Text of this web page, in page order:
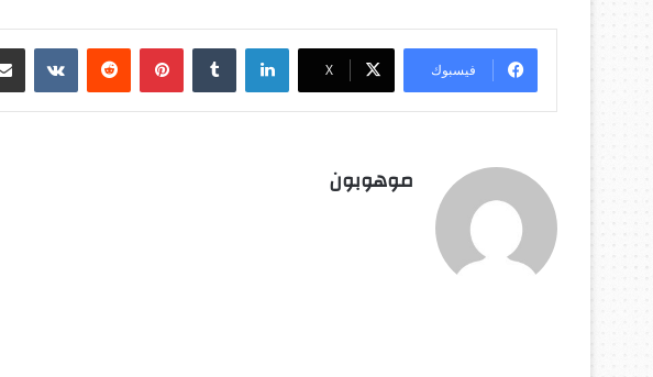
فيسبوك ‫X
لينكدإن بينتيريست
موهوبون